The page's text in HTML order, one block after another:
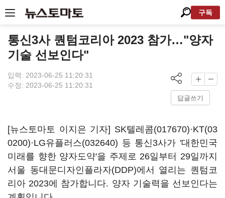
구독
통신3사 퀀텀코리아 2023 참가…"양자
기술 선보인다"
입력: 2023-06-25 11:20:31
수정: 2023-06-25 11:20:31
답글쓰기
[뉴스토마토 이지은 기자] SK텔레콤(017670)·KT(03
0200)·LG유플러스(032640) 등 통신3사가 '대한민국
미래를 향한 양자도약'을 주제로 26일부터 29일까지
서울 동대문디자인플라자(DDP)에서 열리는 퀀텀코
리아 2023에 참가합니다. 양자 기술력을 선보인다는